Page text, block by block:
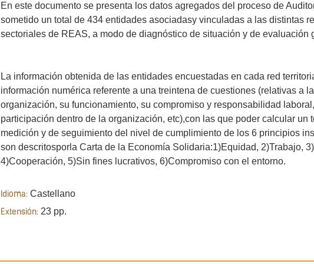
En este documento se presenta los datos agregados del proceso de
sometido un total de 434 entidades asociadasy vinculadas a las distintas
sectoriales de REAS, a modo de diagnóstico de situación y de evaluación
La información obtenida de las entidades encuestadas en cada red
información numérica referente a una treintena de cuestiones (relativas a
organización, su funcionamiento, su compromiso y responsabilidad
participación dentro de la organización, etc),con las que poder calcular un
medición y de seguimiento del nivel de cumplimiento de los 6 principios
son descritosporla Carta de la Economía Solidaria:1)Equidad, 2)Trabajo,
4)Cooperación, 5)Sin fines lucrativos, 6)Compromiso con el entorno.
Idioma: Castellano
Extensión: 23 pp.